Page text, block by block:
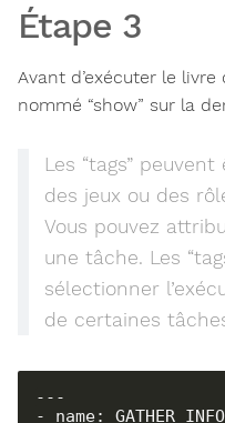
Étape 3
Avant d’exécuter le livre
nommé “show” sur la
Les “tags”
des jeux ou des
Vous pouvez
une tâche. Les
sélectionner
de certaines
---
- name: GATHER